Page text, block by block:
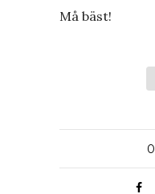
Må bäst!
0